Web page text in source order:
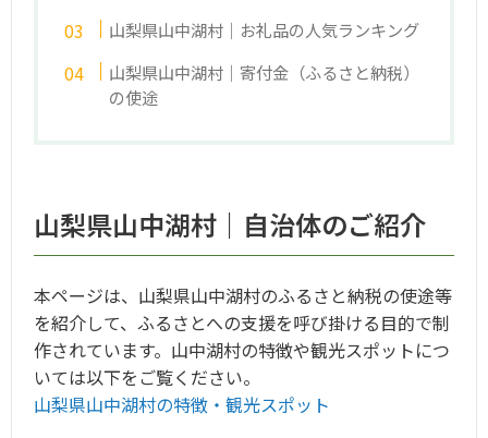
山梨県山中湖村｜お礼品の人気ランキング
山梨県山中湖村｜寄付金（ふるさと納税）
の使途
山梨県山中湖村｜自治体のご紹介
本ページは、山梨県山中湖村のふるさと納税の使途等
を紹介して、ふるさとへの支援を呼び掛ける目的で制
作されています。山中湖村の特徴や観光スポットにつ
いては以下をご覧ください。
山梨県山中湖村の特徴・観光スポット